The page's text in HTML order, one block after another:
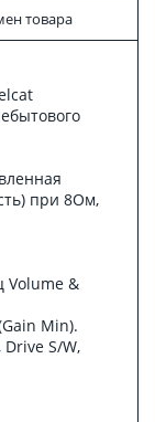
товара
при 8Ом,
Volume &
Min).
Drive S/W,